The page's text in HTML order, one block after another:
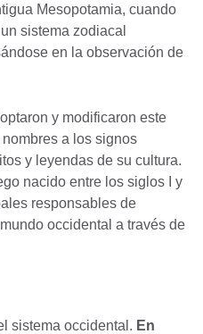
Mesopotamia, cuando
sistema zodiacal
en la observación de
y modificaron este
a los signos
y leyendas de su cultura.
nacido entre los siglos I y
responsables de
occidental a través de
sistema occidental. En